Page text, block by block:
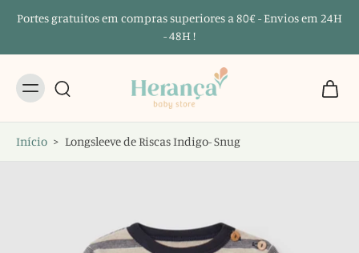
Portes gratuitos em compras superiores a 80€ - Envios em 24H
- 48H !
Início > Longsleeve de Riscas Indigo- Snug